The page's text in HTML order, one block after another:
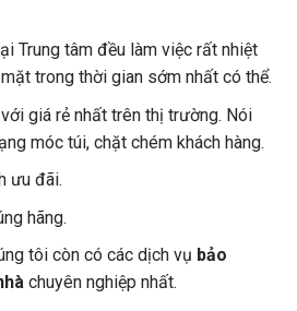
Trung tâm đều làm việc rất nhiệt
trong thời gian sớm nhất có thể.
giá rẻ nhất trên thị trường. Nói
móc túi, chặt chém khách hàng.
ưu đãi.
hãng.
tôi còn có các dịch vụ bảo
chuyên nghiệp nhất.